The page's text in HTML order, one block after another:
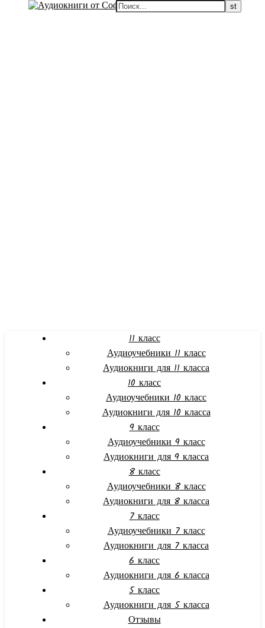
11 класс
Аудиоучебники 11 класс
Аудиокниги для 11 класса
10 класс
Аудиоучебники 10 класс
Аудиокниги для 10 класса
9 класс
Аудиоучебники 9 класс
Аудиокниги для 9 класса
8 класс
Аудиоучебники 8 класс
Аудиокниги для 8 класса
7 класс
Аудиоучебники 7 класс
Аудиокниги для 7 класса
6 класс
Аудиокниги для 6 класса
5 класс
Аудиокниги для 5 класса
Отзывы